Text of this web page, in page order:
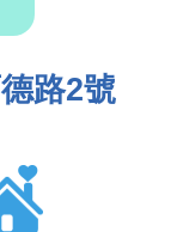
路2號